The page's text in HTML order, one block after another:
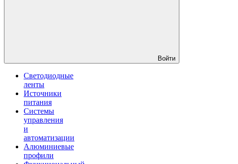
Войти
Светодиодные
ленты
Источники
питания
Системы
управления
и
автоматизации
Алюминиевые
профили